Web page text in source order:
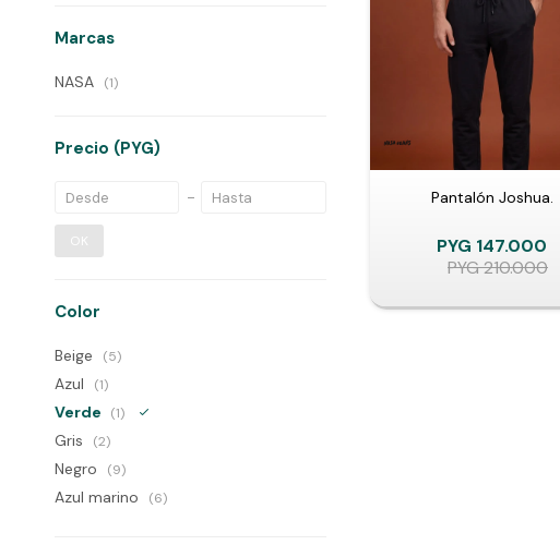
Pantalón Joshua.
PYG 147.000
PYG210.000
Marcas
NASA (1)
Precio (PYG)
OK
Color
Beige (5)
Azul (1)
Verde (1)
Gris (2)
Negro (9)
Azul marino (6)